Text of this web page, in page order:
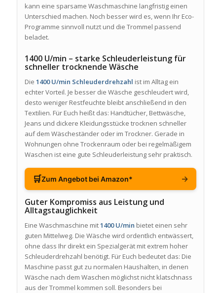
kann eine sparsame Waschmaschine langfristig einen
Unterschied machen. Noch besser wird es, wenn Ihr Eco-
Programme sinnvoll nutzt und die Trommel passend
beladet.
1400 U/min – starke Schleuderleistung für
schneller trocknende Wäsche
Die 1400 U/min Schleuderdrehzahl ist im Alltag ein
echter Vorteil. Je besser die Wäsche geschleudert wird,
desto weniger Restfeuchte bleibt anschließend in den
Textilien. Für Euch heißt das: Handtücher, Bettwäsche,
Jeans und dickere Kleidungsstücke trocknen schneller
auf dem Wäscheständer oder im Trockner. Gerade in
Wohnungen ohne Trockenraum oder bei regelmäßigem
Waschen ist eine gute Schleuderleistung sehr praktisch.
🛒Zum Angebot bei Amazon* →
Guter Kompromiss aus Leistung und
Alltagstauglichkeit
Eine Waschmaschine mit1400 U/min bietet einen sehr
guten Mittelweg. Die Wäsche wird ordentlich entwässert,
ohne dass Ihr direkt ein Spezialgerät mit extrem hoher
Schleuderdrehzahl benötigt. Für Euch bedeutet das: Die
Maschine passt gut zu normalen Haushalten, in denen
Wäsche nach dem Waschen möglichst nicht klatschnass
aus der Trommel kommen soll. Besonders bei